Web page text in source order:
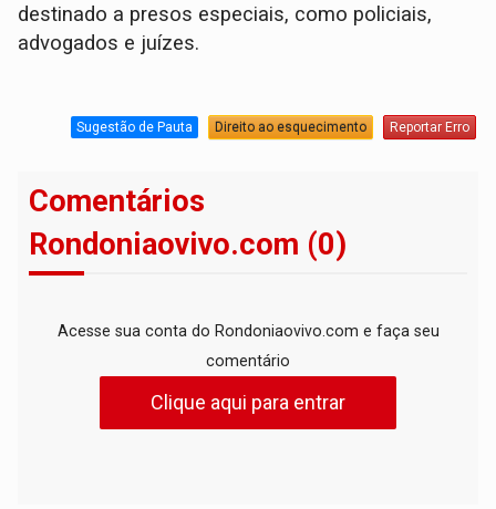
destinado a presos especiais, como policiais,
advogados e juízes.
Sugestão de Pauta Direito ao esquecimento Reportar Erro
Comentários
Rondoniaovivo.com (0)
Acesse sua conta do Rondoniaovivo.com e faça seu
comentário
Clique aqui para entrar